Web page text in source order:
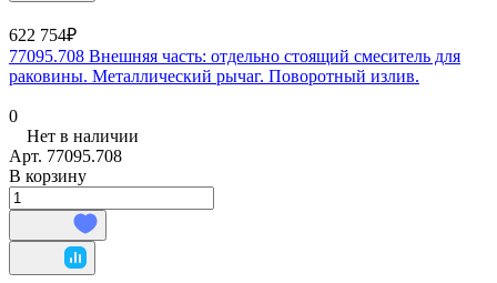
622 754₽
77095.708 Внешняя часть: отдельно стоящий смеситель для
раковины. Металлический рычаг. Поворотный излив.
0
Нет в наличии
Арт. 77095.708
В корзину